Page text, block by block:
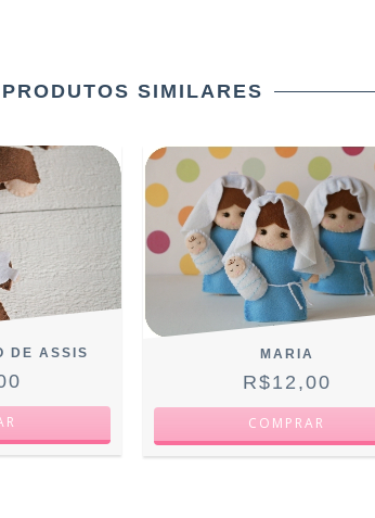
PRODUTOS SIMILARES
DE ASSIS MARIA
R$12,00